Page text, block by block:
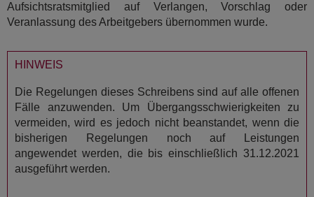
Aufsichtsratsmitglied auf Verlangen, Vorschlag oder
Veranlassung des Arbeitgebers übernommen wurde.
HINWEIS
Die Regelungen dieses Schreibens sind auf alle offenen
Fälle anzuwenden. Um Übergangsschwierigkeiten zu
vermeiden, wird es jedoch nicht beanstandet, wenn die
bisherigen Regelungen noch auf Leistungen
angewendet werden, die bis einschließlich 31.12.2021
ausgeführt werden.